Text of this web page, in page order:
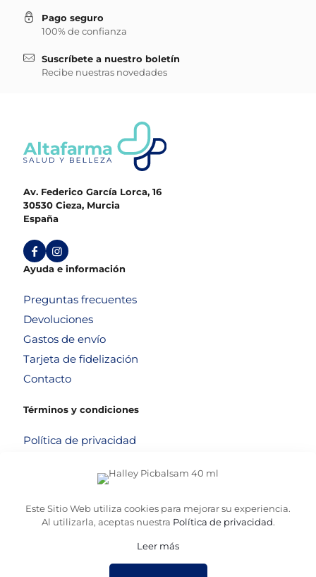
Pago seguro
100% de confianza
Suscríbete a nuestro boletín
Recibe nuestras novedades
Av. Federico García Lorca, 16
30530 Cieza, Murcia
España
Ayuda e información
Preguntas frecuentes
Devoluciones
Gastos de envío
Tarjeta de fidelización
Contacto
Términos y condiciones
Política de privacidad
Este Sitio Web utiliza cookies para mejorar su experiencia.
Al utilizarla, aceptas nuestra Política de privacidad.
Leer más